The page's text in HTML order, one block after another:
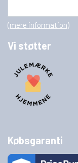
(mere information)
Vi støtter
Købsgaranti